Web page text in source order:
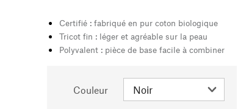
Certifié : fabriqué en pur coton biologique
Tricot fin : léger et agréable sur la peau
Polyvalent : pièce de base facile à combiner
Couleur